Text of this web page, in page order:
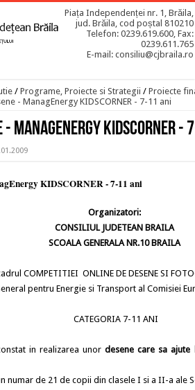
Piața Independenței nr. 1, Brăila,
jud. Brăila, cod poștal 810210
Telefon: 0239.619.600, Fax:
0239.611.765
E-mail: consiliu@cjbraila.ro
/ Programe, Proiecte si Strategii / Proiecte
- ManagEnergy KIDSCORNER - 7-11 ani
ManagEnergy KIDSCORNER -
KIDSCORNER - 7-11 ani
Organizatori:
CONSILIUL JUDETEAN BRAILA
SCOALA GENERALA NR.10 BRAILA
COMPETITIEI ONLINE DE DESENE SI
pentru Energie si Transport al Comisiei
CATEGORIA 7-11 ANI
in realizarea unordesene care sa
numar de 21 de copii din clasele I si a II-a ale